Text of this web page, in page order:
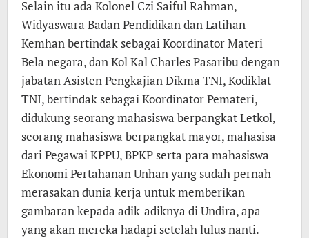
Selain itu ada Kolonel Czi Saiful Rahman,
Widyaswara Badan Pendidikan dan Latihan
Kemhan bertindak sebagai Koordinator Materi
Bela negara, dan Kol Kal Charles Pasaribu dengan
jabatan Asisten Pengkajian Dikma TNI, Kodiklat
TNI, bertindak sebagai Koordinator Pemateri,
didukung seorang mahasiswa berpangkat Letkol,
seorang mahasiswa berpangkat mayor, mahasisa
dari Pegawai KPPU, BPKP serta para mahasiswa
Ekonomi Pertahanan Unhan yang sudah pernah
merasakan dunia kerja untuk memberikan
gambaran kepada adik-adiknya di Undira, apa
yang akan mereka hadapi setelah lulus nanti.